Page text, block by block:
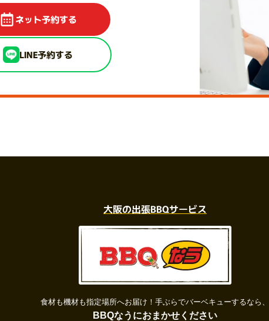
ネット予約する
LINE予約する
大阪の出張BBQサービス
食材も機材も指定場所へお届け！ 手ぶらでバーベキューするなら、
BBQなうにおまかせください